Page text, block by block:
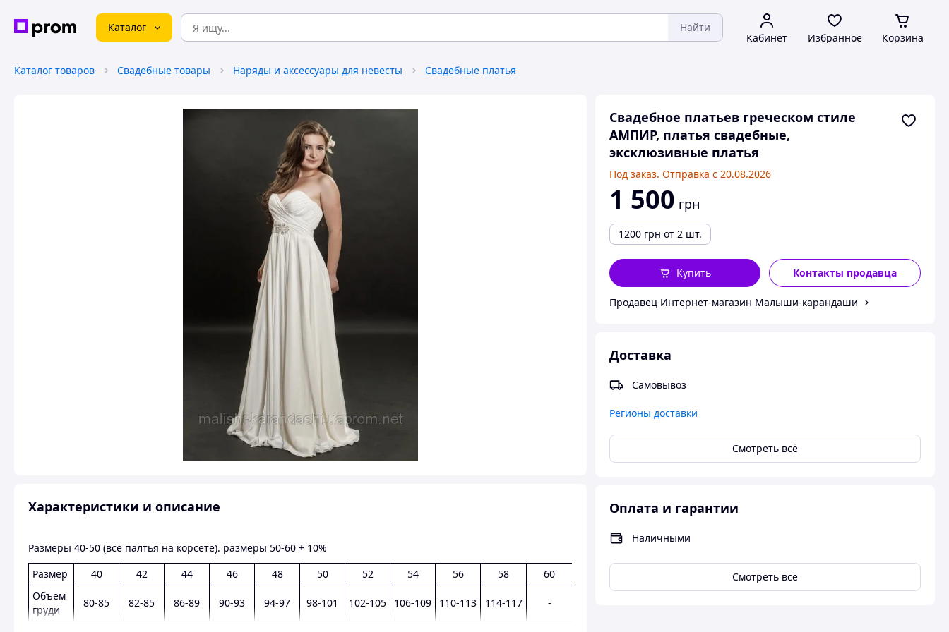
Каталог Найти
Кабинет Избранное Корзина
Каталог товаров Свадебные товары Наряды и аксессуары для невесты Свадебные платья
Свадебное платьев греческом стиле
АМПИР, платья свадебные,
эксклюзивные платья
Под заказ. Отправка с 20.08.2026
1 500 грн
1200 грн от 2 шт.
Контакты продавца
Купить
Продавец Интернет-магазин Малыши-карандаши
Доставка
Самовывоз
Регионы доставки
Смотреть всё
Оплата и гарантии
Наличными
Смотреть всё
Характеристики и описание
Размеры 40-50 (все палтья на корсете). размеры 50-60 + 10%
Размер
40 42 44 46 48 50 52 54 56 58
60
Объем
груди
80-85 82-85 86-89 90-93 94-97 98-101 102-105 106-109 110-113 114-117 -